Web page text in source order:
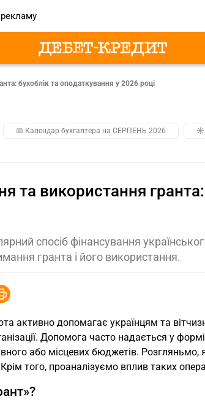
бухоблік та оподаткування у 2026 році
📅 Календар бухгалтера на СЕРПЕНЬ 2026
та використання
спосіб фінансування
гранта і його використання.
активно допомагає українцям та
Допомога часто надається у
або місцевих бюджетів. Розгляньмо,
того, проаналізуємо вплив таких